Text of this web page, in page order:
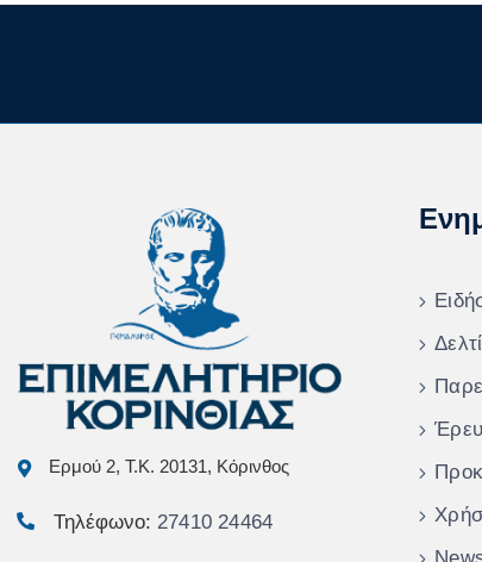
Ερμού 2, Τ.Κ. 20131, Κόρινθος
Τηλέφωνο: 27410 24464